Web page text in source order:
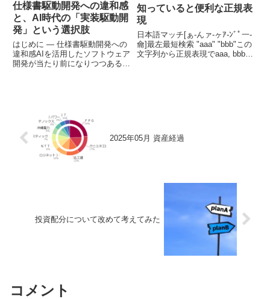
仕様書駆動開発への違和感
と、AI時代の「実装駆動開
発」という選択肢
はじめに — 仕様書駆動開発への
違和感AIを活用したソフトウェア
開発が当たり前になりつつある
に、私は強い違和感を覚えて...
知っていると便利な正規表
現
日本語マッチ[ぁ-んァ-ヶｱ-ﾝﾞﾟ一-
龠]最左最短検索 "aaa" "bbb"この
文字列から正規表現でaaa, bbbを
2025年05月 資産経過
投資配分について改めて考えてみた
コメント